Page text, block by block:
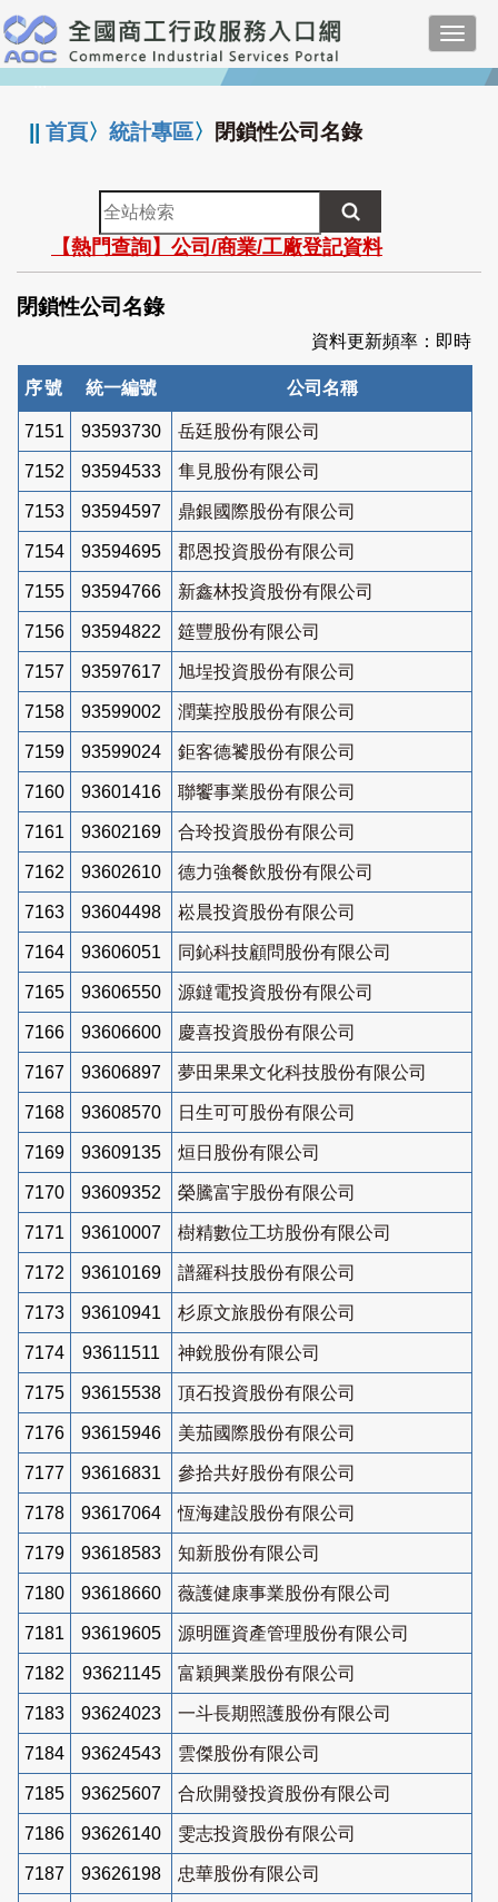
跳
到
主
要
:::
||首頁〉統計專區〉 閉鎖性公司名錄
全
站
檢
索
【熱門查詢】公司/商業/工廠登記資料
閉鎖性公司名錄
資料更新頻率：即時
序號 統一編號 公司名稱
7151 93593730 岳廷股份有限公司
7152 93594533 隼見股份有限公司
7153 93594597 鼎銀國際股份有限公司
7154 93594695 郡恩投資股份有限公司
7155 93594766 新鑫林投資股份有限公司
7156 93594822 筵豐股份有限公司
7157 93597617 旭埕投資股份有限公司
7158 93599002 潤葉控股股份有限公司
7159 93599024 鉅客德饕股份有限公司
7160 93601416 聯饗事業股份有限公司
7161 93602169 合玲投資股份有限公司
7162 93602610 德力強餐飲股份有限公司
7163 93604498 崧晨投資股份有限公司
7164 93606051 同鈊科技顧問股份有限公司
7165 93606550 源鐽電投資股份有限公司
7166 93606600 慶喜投資股份有限公司
7167 93606897 夢田果果文化科技股份有限公司
7168 93608570 日生可可股份有限公司
7169 93609135 烜日股份有限公司
7170 93609352 榮騰富宇股份有限公司
7171 93610007 樹精數位工坊股份有限公司
7172 93610169 譜羅科技股份有限公司
7173 93610941 杉原文旅股份有限公司
7174 93611511 神銳股份有限公司
7175 93615538 頂石投資股份有限公司
7176 93615946 美茄國際股份有限公司
7177 93616831 參拾共好股份有限公司
7178 93617064 恆海建設股份有限公司
7179 93618583 知新股份有限公司
7180 93618660 薇護健康事業股份有限公司
7181 93619605 源明匯資產管理股份有限公司
7182 93621145 富穎興業股份有限公司
7183 93624023 一斗長期照護股份有限公司
7184 93624543 雲傑股份有限公司
7185 93625607 合欣開發投資股份有限公司
7186 93626140 雯志投資股份有限公司
7187 93626198 忠華股份有限公司